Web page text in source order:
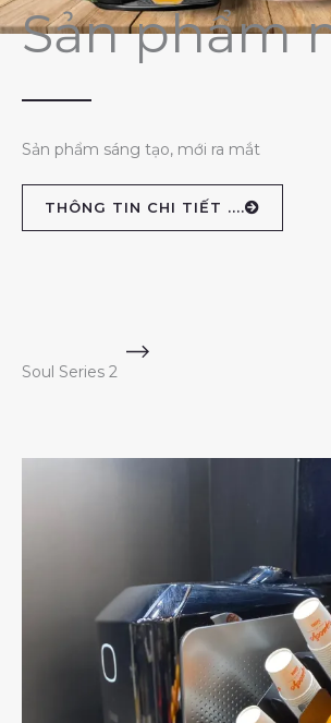
Sản phẩm
Sản phẩm sáng tạo, mới ra mắt
THÔNG TIN CHI TIẾT ....
Soul Series 2